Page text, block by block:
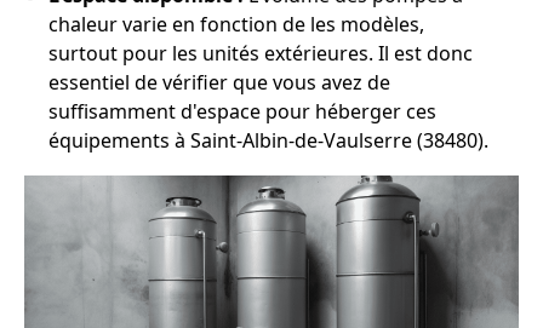
chaleur varie en fonction de les modèles,
surtout pour les unités extérieures. Il est donc
essentiel de vérifier que vous avez de
suffisamment d'espace pour héberger ces
équipements à Saint-Albin-de-Vaulserre (38480).